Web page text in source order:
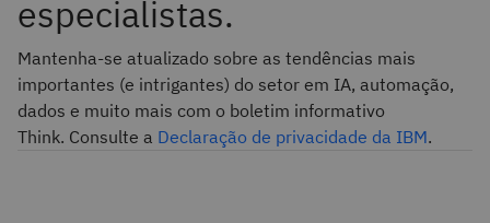
especialistas.
Mantenha-se atualizado sobre as tendências mais
importantes (e intrigantes) do setor em IA, automação,
dados e muito mais com o boletim informativo
Think. Consulte a Declaração de privacidade da IBM.